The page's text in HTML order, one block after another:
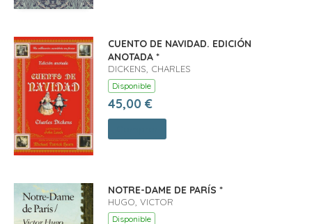
CUENTO DE NAVIDAD. EDICIÓN
ANOTADA *
DICKENS, CHARLES
Disponible
45,00 €
NOTRE-DAME DE PARÍS *
HUGO, VICTOR
Disponible